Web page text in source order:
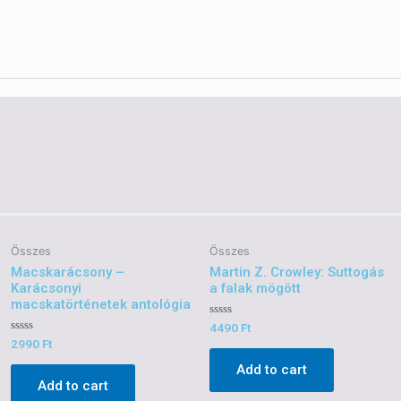
Összes
Macskarácsony –
Karácsonyi
macskatörténetek antológia
Rated
out
2990 Ft
Add to cart
Összes
Martin Z. Crowley: Suttogás
a falak mögött
Rated
out
4490 Ft
Add to cart